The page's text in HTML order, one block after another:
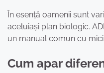
În esență oamenii sunt
aceluiași plan biologic.
un manual comun cu
Cum apar